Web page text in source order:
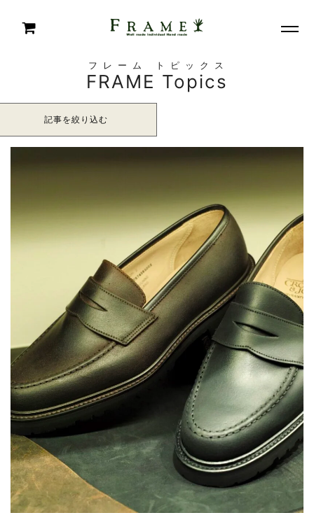
FRAME Topics
フレーム トピックス
記事を絞り込む